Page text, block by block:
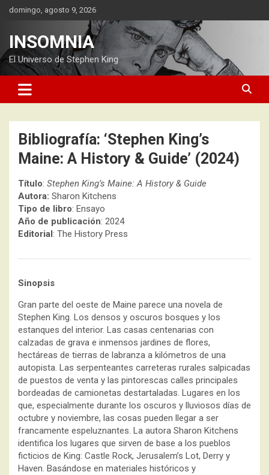
Saltardomingo, agosto 9, 2026
INSOMNIA
El Universo de Stephen King
Bibliografía: ‘Stephen King’s
Maine: A History & Guide’ (2024)
Título: Stephen King’s Maine: A History & Guide
Autora: Sharon Kitchens
Tipo de libro: Ensayo
Año de publicación: 2024
Editorial: The History Press
Sinopsis
Gran parte del oeste de Maine parece una novela de
Stephen King. Los densos y oscuros bosques y los
estanques del interior. Las casas centenarias con
calzadas de grava e inmensos jardines de flores,
hectáreas de tierras de labranza a kilómetros de una
autopista. Las serpenteantes carreteras rurales salpicadas
de puestos de venta y las pintorescas calles principales
bordeadas de camionetas destartaladas. Lugares en los
que, especialmente durante los oscuros y lluviosos días de
octubre y noviembre, las cosas pueden llegar a ser
francamente espeluznantes. La autora Sharon Kitchens
identifica los lugares que sirven de base a los pueblos
ficticios de King: Castle Rock, Jerusalem’s Lot, Derry y
Haven. Basándose en materiales históricos y